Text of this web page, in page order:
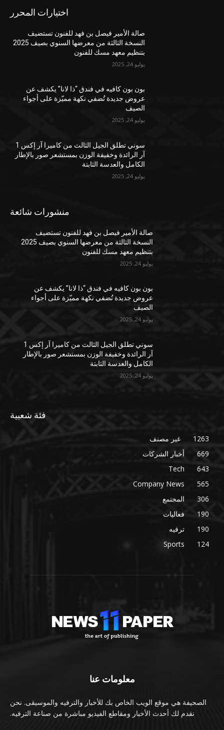
اختيارات المحرر
صالة الأمير فيصل بن فهد للفنون تستضيف
النسخة الثالثة من معرضها السنوي بصيف 2025
بتنظيم معهد مسك للفنون
يوليو 24, 2025
بون بون كافيه في فندق “ذا لانا” يكشف عن
عروض جديدة تُضفي نكهة مميّزة على أجواء
الصيف
يوليو 24, 2025
سوني تطلق الجيل الثالث من كاميرا آر إكس 1
آر الرائدة وخفيفة الوزن بمستشعر صور بالإطار
الكامل والعدسة الثابتة
يوليو 24, 2025
منشورات شائعة
صالة الأمير فيصل بن فهد للفنون تستضيف
النسخة الثالثة من معرضها السنوي بصيف 2025
بتنظيم معهد مسك للفنون
يوليو 24, 2025
بون بون كافيه في فندق “ذا لانا” يكشف عن
عروض جديدة تُضفي نكهة مميّزة على أجواء
الصيف
يوليو 24, 2025
سوني تطلق الجيل الثالث من كاميرا آر إكس 1
آر الرائدة وخفيفة الوزن بمستشعر صور بالإطار
الكامل والعدسة الثابتة
يوليو 24, 2025
فئة شعبية
غير مصنف
1263
أخبار الشركات
669
Tech
643
Company News
565
المجتمع
306
فعاليات
190
ترفيه
190
Sports
124
معلومات عنا
الصحيفة هي موقع الويب الخاص بك للأخبار والترفيه والموسيقى. نحن
نقدم لك أحدث الأخبار ومقاطع الفيديو مباشرة من صناعة الترفيه.